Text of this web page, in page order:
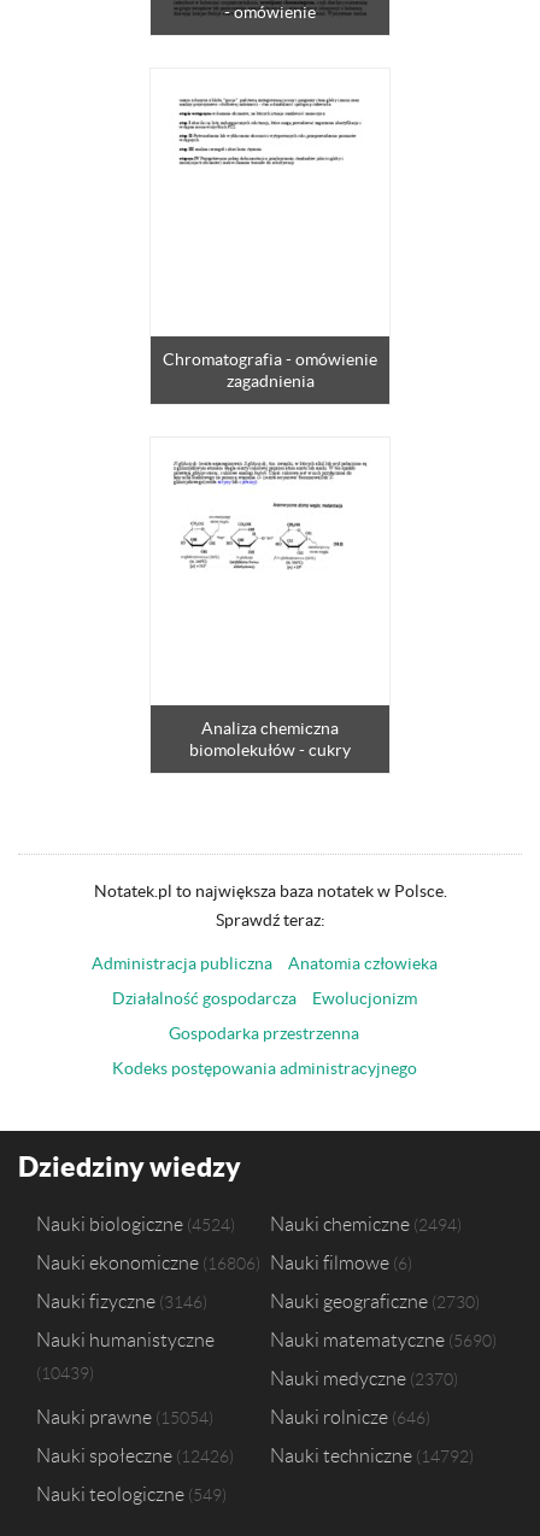
- omówienie
Chromatografia - omówienie
zagadnienia
Analiza chemiczna
biomolekułów - cukry
Notatek.pl to największa baza notatek w Polsce.
Sprawdź teraz:
Administracja publiczna
Anatomia człowieka
Działalność gospodarcza
Ewolucjonizm
Gospodarka przestrzenna
Kodeks postępowania administracyjnego
Dziedziny wiedzy
Nauki biologiczne 4524 Nauki chemiczne 2494
Nauki ekonomiczne 16806 Nauki filmowe 6
Nauki fizyczne 3146 Nauki geograficzne 2730
Nauki humanistyczne
10439
Nauki matematyczne 5690
Nauki medyczne 2370
Nauki prawne 15054 Nauki rolnicze 646
Nauki społeczne 12426 Nauki techniczne 14792
Nauki teologiczne 549